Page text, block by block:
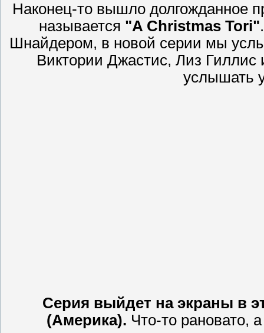
Наконец-то вышло долгожданное
называется "A Christmas Tori"
Шнайдером, в новой серии мы
Виктории Джастис, Лиз
услышать
Серия выйдет на экраны в
(Америка). Что-то рановато,